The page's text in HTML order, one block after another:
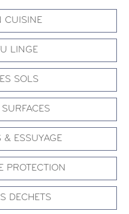
CUISINE
LINGE
SOLS
& ESSUYAGE
PROTECTION
DECHETS